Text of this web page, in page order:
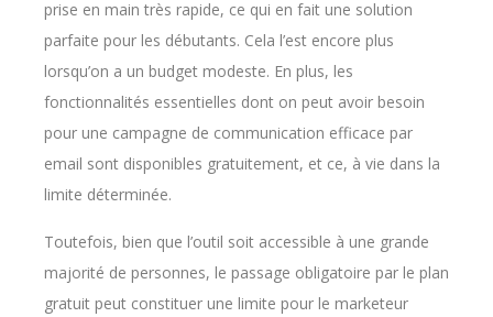
prise en main très rapide, ce qui en fait une solution
parfaite pour les débutants. Cela l’est encore plus
lorsqu’on a un budget modeste. En plus, les
fonctionnalités essentielles dont on peut avoir besoin
pour une campagne de communication efficace par
email sont disponibles gratuitement, et ce, à vie dans la
limite déterminée.
Toutefois, bien que l’outil soit accessible à une grande
majorité de personnes, le passage obligatoire par le plan
gratuit peut constituer une limite pour le marketeur